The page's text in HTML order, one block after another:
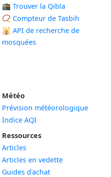
🕋 Trouver la Qibla
📿 Compteur de Tasbih
🕌 API de recherche de
mosquées
Widget
Météo
Prévision météorologique
Indice AQI
Ressources
Articles
Articles en vedette
Guides d'achat